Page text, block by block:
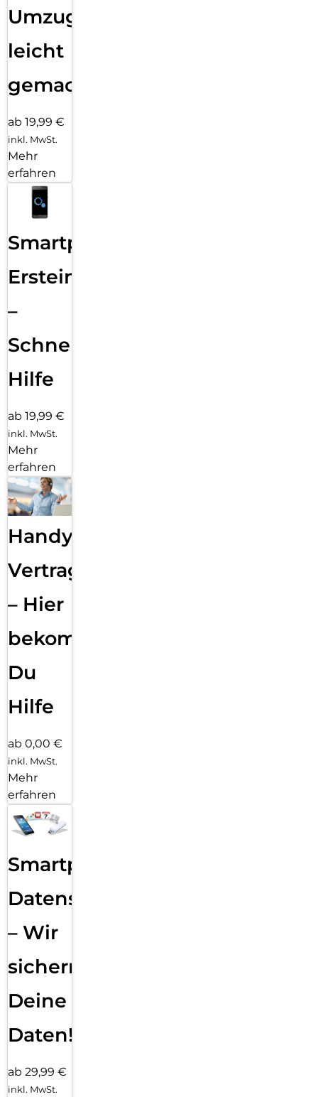
Umzug
leicht
gemacht!
ab 19,99 €
inkl. MwSt.
Mehr
erfahren
Smartphone
Ersteinrichtung
–
Schnelle
Hilfe
ab 19,99 €
inkl. MwSt.
Mehr
erfahren
Handy
Vertragsabwicklung
– Hier
bekommst
Du
Hilfe
ab 0,00 €
inkl. MwSt.
Mehr
erfahren
Smartphone
Datensicherung
– Wir
sichern
Deine
Daten!
ab 29,99 €
inkl. MwSt.